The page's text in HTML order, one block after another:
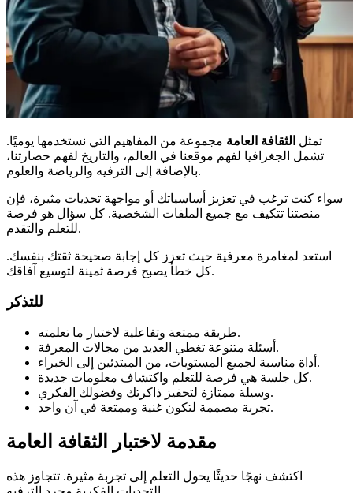
تمثل الثقافة العامة مجموعة من المفاهيم التي نستخدمها يوميًا.
تشمل الجغرافيا لفهم موقعنا في العالم، والتاريخ لفهم حضارتنا،
بالإضافة إلى الترفيه والرياضة والعلوم.
سواء كنت ترغب في تعزيز أساسياتك أو مواجهة تحديات مثيرة، فإن
منصتنا تتكيف مع جميع الملفات الشخصية. كل سؤال هو فرصة
للتعلم والتقدم.
استعد لمغامرة معرفية حيث تعزز كل إجابة صحيحة ثقتك بنفسك.
كل خطأ يصبح فرصة ثمينة لتوسيع آفاقك.
للتذكر
طريقة ممتعة وتفاعلية لاختبار ما تعلمته.
أسئلة متنوعة تغطي العديد من مجالات المعرفة.
أداة مناسبة لجميع المستويات، من المبتدئين إلى الخبراء.
كل جلسة هي فرصة للتعلم واكتشاف معلومات جديدة.
وسيلة ممتازة لتحفيز ذاكرتك وفضولك الفكري.
تجربة مصممة لتكون غنية وممتعة في آن واحد.
مقدمة لاختبار الثقافة العامة
اكتشف نهجًا حديثًا يحول التعلم إلى تجربة مثيرة. تتجاوز هذه